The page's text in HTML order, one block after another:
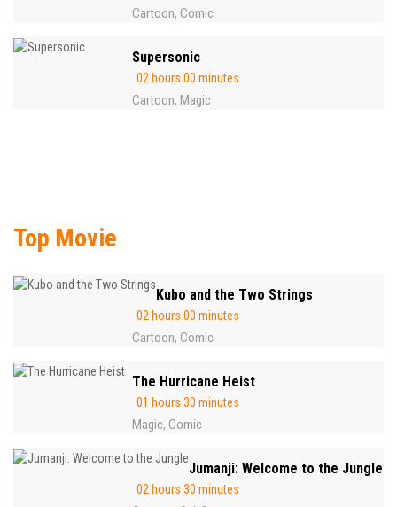
Cartoon, Comic
Supersonic
02 hours 00 minutes
Cartoon, Magic
Top Movie
Kubo and the Two Strings
02 hours 00 minutes
Cartoon, Comic
The Hurricane Heist
01 hours 30 minutes
Magic, Comic
Jumanji: Welcome to the Jungle
02 hours 30 minutes